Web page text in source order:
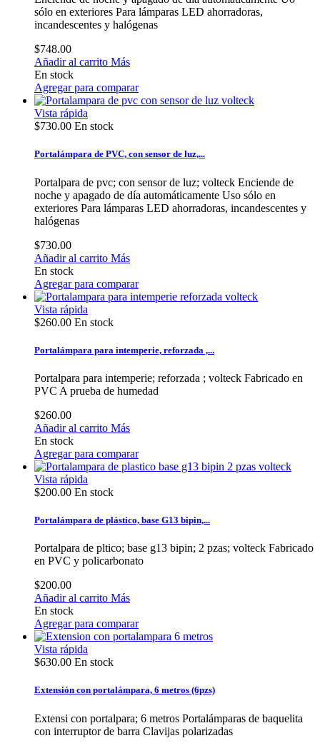
sólo en exteriores Para lámparas LED ahorradoras,
incandescentes y halógenas
$748.00
Añadir al carrito Más
En stock
Agregar para comparar
Vista rápida
$730.00 En stock
Portalámpara de PVC, con sensor de luz,...
Portalpara de pvc; con sensor de luz; volteck Enciende de
noche y apagado de día automáticamente Uso sólo en
exteriores Para lámparas LED ahorradoras, incandescentes y
halógenas
$730.00
Añadir al carrito Más
En stock
Agregar para comparar
Vista rápida
$260.00 En stock
Portalámpara para intemperie, reforzada ,...
Portalpara para intemperie; reforzada ; volteck Fabricado en
PVC A prueba de humedad
$260.00
Añadir al carrito Más
En stock
Agregar para comparar
Vista rápida
$200.00 En stock
Portalámpara de plástico, base G13 bipin,...
Portalpara de pltico; base g13 bipin; 2 pzas; volteck Fabricado
en PVC y policarbonato
$200.00
Añadir al carrito Más
En stock
Agregar para comparar
Vista rápida
$630.00 En stock
Extensión con portalámpara, 6 metros (6pzs)
Extensi con portalpara; 6 metros Portalámparas de baquelita
con interruptor de barra Clavijas polarizadas